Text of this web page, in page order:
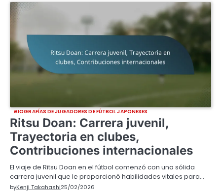
BIOGRAFÍAS DE JUGADORES DE FÚTBOL JAPONESES
Ritsu Doan: Carrera juvenil,
Trayectoria en clubes,
Contribuciones internacionales
El viaje de Ritsu Doan en el fútbol comenzó con una sólida
carrera juvenil que le proporcionó habilidades vitales para…
byKenji Takahashi25/02/2026